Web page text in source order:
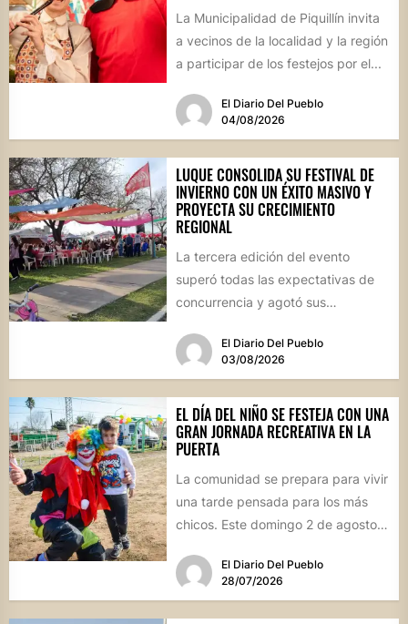
La Municipalidad de Piquillín invita
a vecinos de la localidad y la región
a participar de los festejos por el...
El Diario Del Pueblo
04/08/2026
LUQUE CONSOLIDA SU FESTIVAL DE
INVIERNO CON UN ÉXITO MASIVO Y
PROYECTA SU CRECIMIENTO
REGIONAL
La tercera edición del evento
superó todas las expectativas de
concurrencia y agotó sus
marco, el...El Diario Del Pueblo
03/08/2026
EL DÍA DEL NIÑO SE FESTEJA CON UNA
GRAN JORNADA RECREATIVA EN LA
PUERTA
La comunidad se prepara para vivir
una tarde pensada para los más
chicos. Este domingo 2 de agosto,
El Diario Del Pueblo
28/07/2026